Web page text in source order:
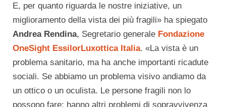
E, per quanto riguarda le nostre iniziative, un
miglioramento della vista dei più fragili» ha spiegato
Andrea Rendina, Segretario generale Fondazione
OneSight EssilorLuxottica Italia. «La vista è un
problema sanitario, ma ha anche importanti ricadute
sociali. Se abbiamo un problema visivo andiamo da
un ottico o un oculista. Le persone fragili non lo
possono fare: hanno altri problemi di sopravvivenza